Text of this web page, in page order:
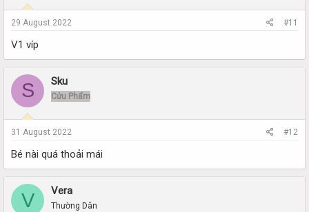
29 August 2022 #11
V1 víp
S Sku
Cửu Phẩm
31 August 2022 #12
Bé nài quá thoải mái
V Vera
Thường Dân